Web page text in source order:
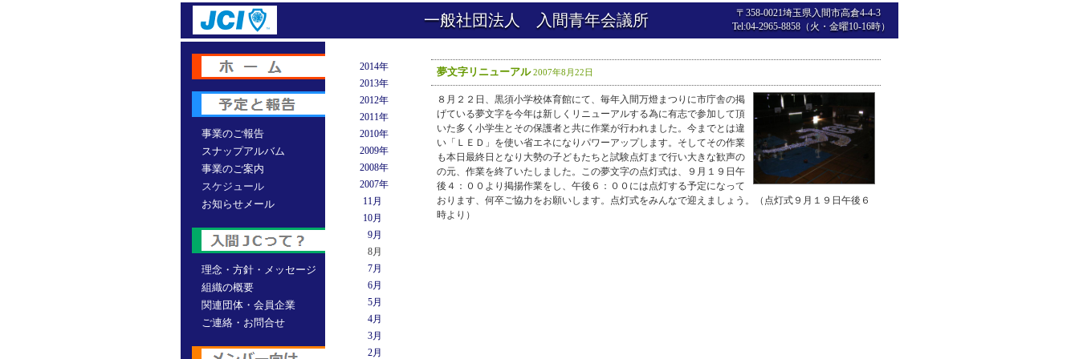
一般社団法人 入間青年会議所
〒358-0021埼玉県入間市高倉4-4-3
Tel:04-2965-8858（火・金曜10-16時）
事業のご報告
スナップアルバム
事業のご案内
スケジュール
お知らせメール
理念・方針・メッセージ
組織の概要
関連団体・会員企業
ご連絡・お問合せ
2014年
2013年
2012年
2011年
2010年
2009年
2008年
2007年
11月
10月
9月
8月
7月
6月
5月
4月
3月
2月
夢文字リニューアル2007年8月22日
８月２２日、黒須小学校体育館にて、毎年入間万燈まつりに市庁舎の掲
げている夢文字を今年は新しくリニューアルする為に有志で参加して頂
いた多く小学生とその保護者と共に作業が行われました。今までとは違
い「ＬＥＤ」を使い省エネになりパワーアップします。そしてその作業
も本日最終日となり大勢の子どもたちと試験点灯まで行い大きな歓声の
の元、作業を終了いたしました。この夢文字の点灯式は、９月１９日午
後４：００より掲揚作業をし、午後６：００には点灯する予定になって
おります、何卒ご協力をお願いします。点灯式をみんなで迎えましょう。（点灯式９月１９日午後６
時より）